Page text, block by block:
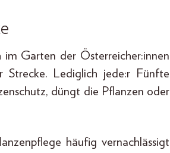
Garten der Österreicher:innen
Strecke. Lediglich jede:r Fünfte
düngt die Pflanzen oder
häufig vernachlässigt